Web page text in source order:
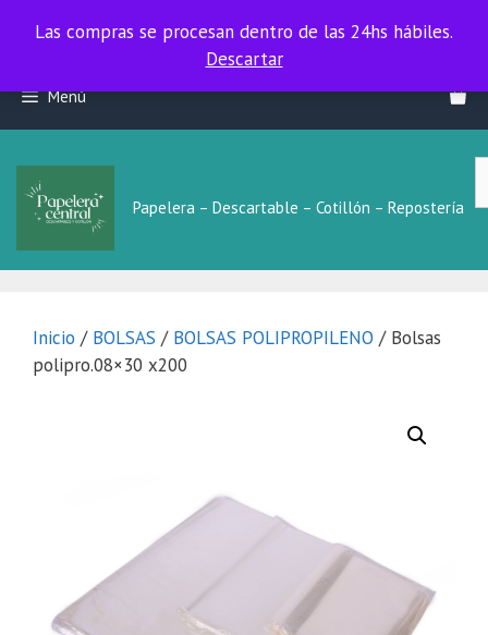
Las compras se procesan dentro de las 24hs hábiles.
Las compras se procesan dentro de las 24hs hábiles.
Descartar
contenido
Menú
Papelera – Descartable – Cotillón – Repostería
Inicio / BOLSAS / BOLSAS POLIPROPILENO / Bolsas
polipro.08×30 x200